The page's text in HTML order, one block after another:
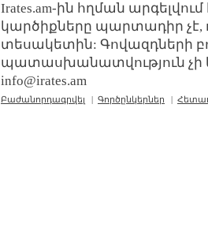
Irates.am-ին հղման
կարծիքները պարտադիր չէ,
տեսակետին: Գովազդների
պատասխանատվություն չի
info@irates.am
Բաժանորդագրվել | Գործընկերներ |